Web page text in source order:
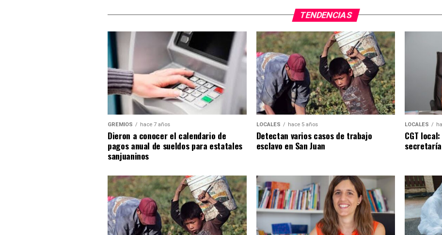
TENDENCIAS
GREMIOS hace 7 años
Dieron a conocer el calendario de
pagos anual de sueldos para estatales
sanjuaninos
LOCALES hace 5 años
Detectan varios casos de trabajo
esclavo en San Juan
LOCALES
CGT